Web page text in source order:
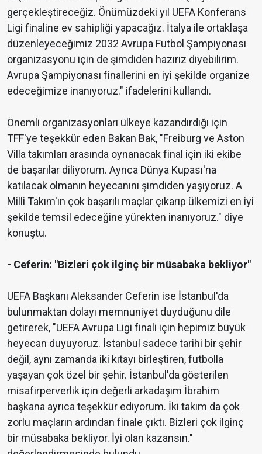
gerçekleştireceğiz. Önümüzdeki yıl UEFA Konferans
Ligi finaline ev sahipliği yapacağız. İtalya ile ortaklaşa
düzenleyeceğimiz 2032 Avrupa Futbol Şampiyonası
organizasyonu için de şimdiden hazırız diyebilirim.
Avrupa Şampiyonası finallerini en iyi şekilde organize
edeceğimize inanıyoruz." ifadelerini kullandı.
Önemli organizasyonları ülkeye kazandırdığı için
TFF'ye teşekkür eden Bakan Bak, "Freiburg ve Aston
Villa takımları arasında oynanacak final için iki ekibe
de başarılar diliyorum. Ayrıca Dünya Kupası'na
katılacak olmanın heyecanını şimdiden yaşıyoruz. A
Milli Takım'ın çok başarılı maçlar çıkarıp ülkemizi en iyi
şekilde temsil edeceğine yürekten inanıyoruz." diye
konuştu.
- Ceferin: "Bizleri çok ilginç bir müsabaka bekliyor"
UEFA Başkanı Aleksander Ceferin ise İstanbul'da
bulunmaktan dolayı memnuniyet duyduğunu dile
getirerek, "UEFA Avrupa Ligi finali için hepimiz büyük
heyecan duyuyoruz. İstanbul sadece tarihi bir şehir
değil, aynı zamanda iki kıtayı birleştiren, futbolla
yaşayan çok özel bir şehir. İstanbul'da gösterilen
misafirperverlik için değerli arkadaşım İbrahim
başkana ayrıca teşekkür ediyorum. İki takım da çok
zorlu maçların ardından finale çıktı. Bizleri çok ilginç
bir müsabaka bekliyor. İyi olan kazansın."